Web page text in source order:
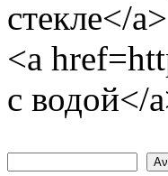
стекле</a>
<a
с водой</
Φόρμα